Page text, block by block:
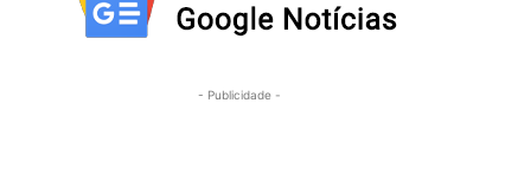
- Publicidade -